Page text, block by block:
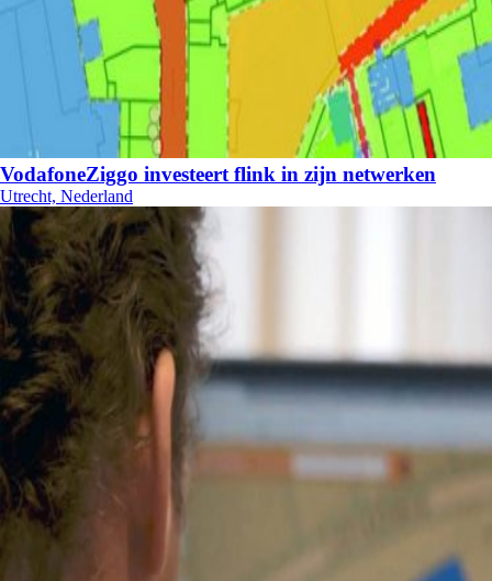
VodafoneZiggo investeert flink in zijn netwerken
Utrecht, Nederland